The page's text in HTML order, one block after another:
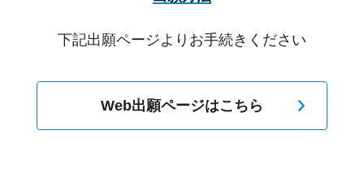
下記出願ページよりお手続きください
Web出願ページはこちら